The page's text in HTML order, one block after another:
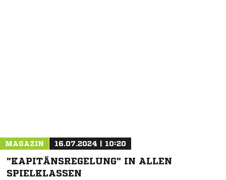
MAGAZIN 16.07.2024 | 10:20
"KAPITÄNSREGELUNG" IN ALLEN
SPIELKLASSEN